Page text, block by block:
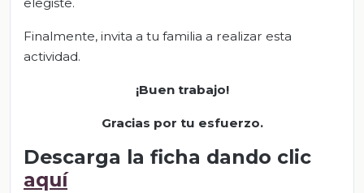
Finalmente, invita a tu familia a realizar esta
actividad.
¡Buen trabajo!
Gracias por tu esfuerzo.
Descarga la ficha dando clic
aquí